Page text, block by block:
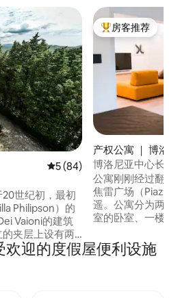
平均评分 5 分（满分 5 分）
5 (84)
世纪初，最初
Philipson）的
Vaioni的建筑
夹层上设有两
有木柴烤炉的厨
榄树和橄榄果。
热门「房客推荐」
房客推荐
产权公寓 ｜ 博洛
博洛尼亚中心长廊
公寓刚刚经过翻修
焦雷广场（Piazza
遥。公寓分为两层
室的卧室、一楼的
公寓配备了所有的
设有一个停车位。
迎的度假屋便利设施